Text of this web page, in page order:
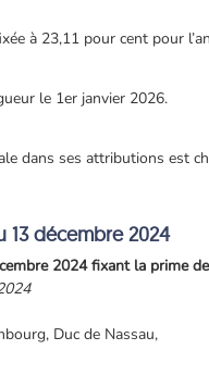
à 23,11 pour cent pour
le 1er janvier 2026.
dans ses attributions est
13 décembre 2024
2024 fixant la prime
Duc de Nassau,